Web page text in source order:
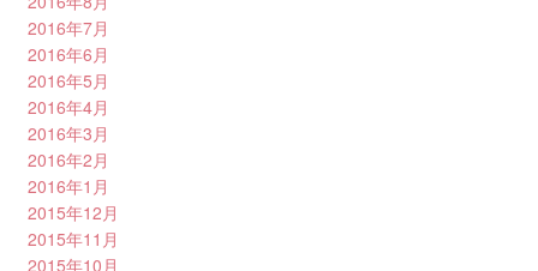
2016年7月
2016年6月
2016年5月
2016年4月
2016年3月
2016年2月
2016年1月
2015年12月
2015年11月
2015年10月